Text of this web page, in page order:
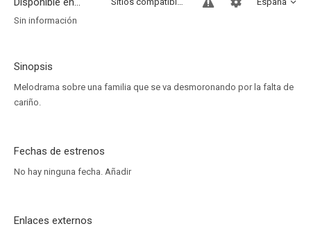
Sin información
Sinopsis
Melodrama sobre una familia que se va desmoronando por la falta de
cariño.
Fechas de estrenos
No hay ninguna fecha. Añadir
Enlaces externos